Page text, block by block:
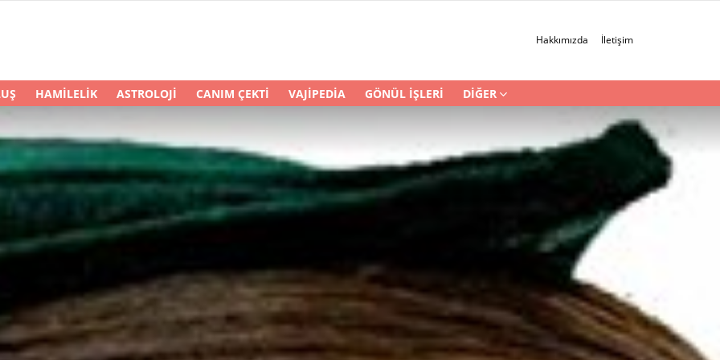
Hakkımızda İletişim
HAMILELIK ASTROLOJI CANIM ÇEKTI VAJIPEDIA GÖNÜL İŞLERI DIĞER